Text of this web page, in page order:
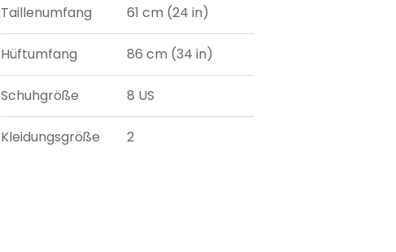
Taillenumfang 61 cm (24 in)
Hüftumfang 86 cm (34 in)
Schuhgröße 8 US
Kleidungsgröße 2